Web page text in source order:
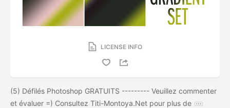
LICENSE INFO
(5) Défilés Photoshop GRATUITS --------- Veuillez commenter
et évaluer =) Consultez Titi-Montoya.Net pour plus de